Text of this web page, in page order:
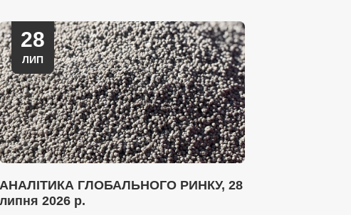
28
ЛИП
АНАЛІТИКА ГЛОБАЛЬНОГО РИНКУ, 28
липня 2026 р.